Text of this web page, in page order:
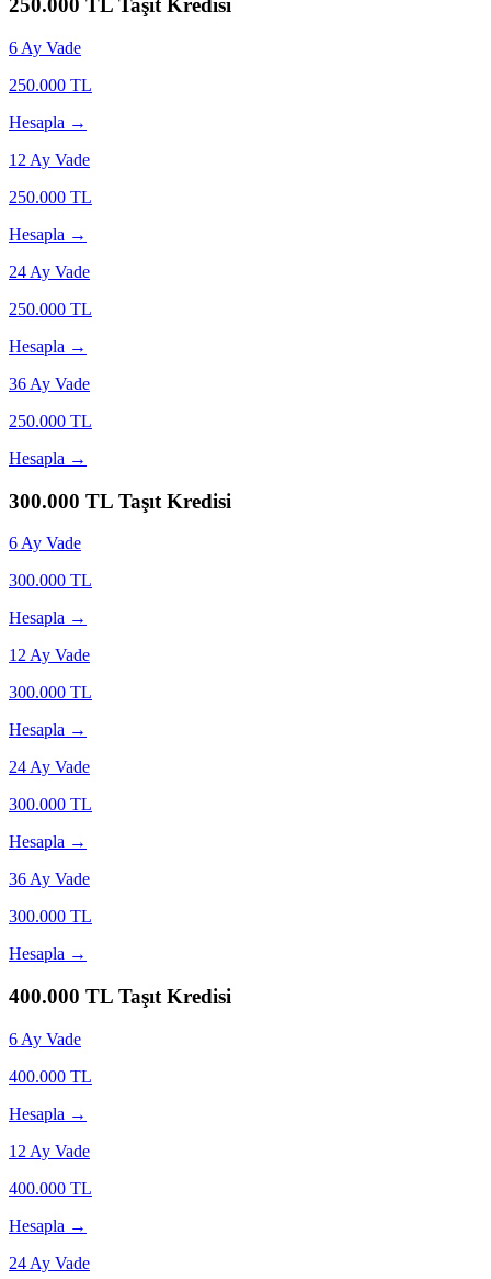
250.000 TL Taşıt Kredisi
6 Ay Vade
250.000 TL
Hesapla →
12 Ay Vade
250.000 TL
Hesapla →
24 Ay Vade
250.000 TL
Hesapla →
36 Ay Vade
250.000 TL
Hesapla →
300.000 TL Taşıt Kredisi
6Ay Vade
300.000 TL
Hesapla →
12Ay Vade
300.000 TL
Hesapla →
24Ay Vade
300.000 TL
Hesapla →
36Ay Vade
300.000 TL
Hesapla →
400.000 TL Taşıt Kredisi
6 Ay Vade
400.000 TL
Hesapla →
12 Ay Vade
400.000 TL
Hesapla →
24 Ay Vade